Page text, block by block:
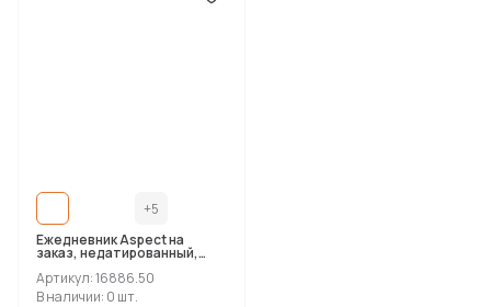
+5
Ежедневник Aspect на
заказ, недатированный,
красный
Артикул: 16886.50
В наличии: 0 шт.